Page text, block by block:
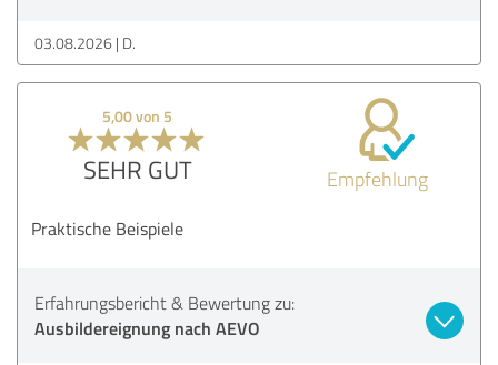
03.08.2026 D.
5,00 von 5
SEHR GUT Empfehlung
Praktische Beispiele
Erfahrungsbericht & Bewertung zu:
Ausbildereignung nach AEVO